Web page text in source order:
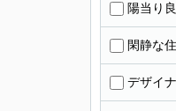
陽当り
閑静な
デザイ